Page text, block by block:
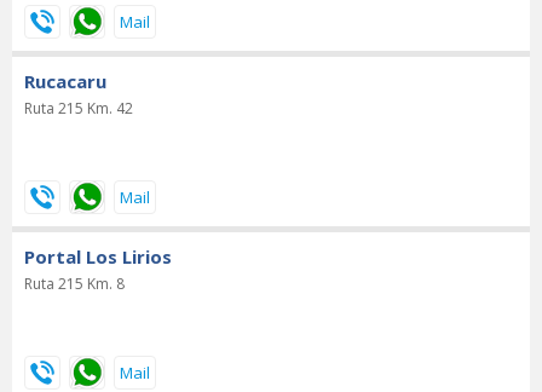
Rucacaru
Ruta 215 Km. 42
Portal Los Lirios
Ruta 215 Km. 8